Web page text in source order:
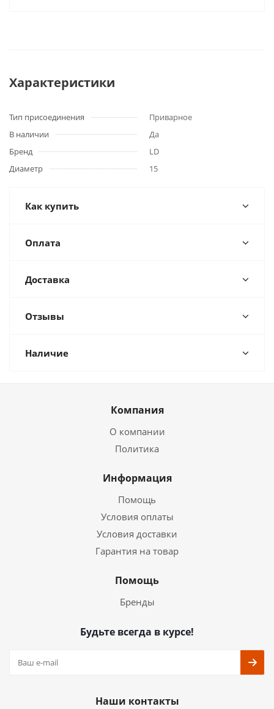
Характеристики
Тип присоединения
Приварное
В наличии
Да
Бренд
LD
Диаметр
15
Как купить
Оплата
Доставка
Отзывы
Наличие
Компания
О компании
Политика
Информация
Помощь
Условия оплаты
Условия доставки
Гарантия на товар
Помощь
Бренды
Будьте всегда в курсе!
Наши контакты